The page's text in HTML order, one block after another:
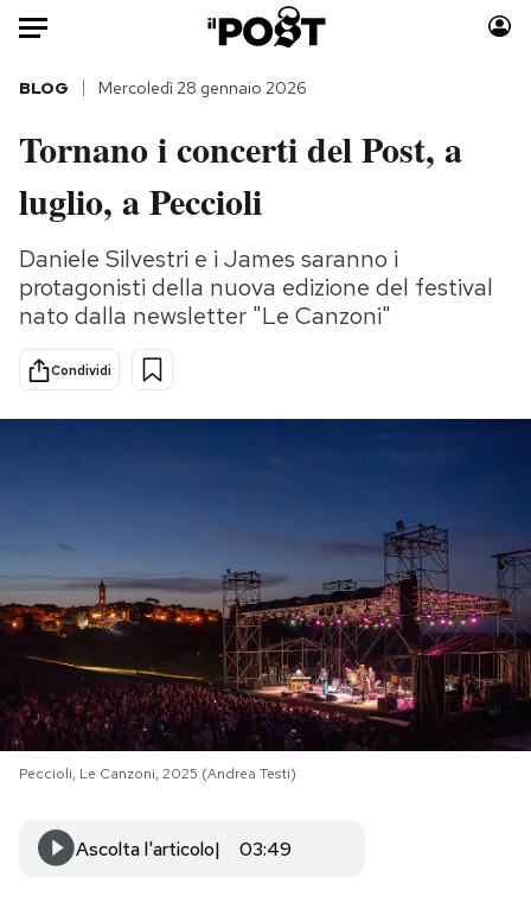
Auto
HOME
Italia
Politica
Tecnologia
Scienza
Consumismi
Storie/Idee
PODCAST
NEWSLETTER
I MIEI PREFERITI
BLOG Mercoledì 28 gennaio 2026
Tornano i concerti del Post, a
luglio, a Peccioli
Daniele Silvestri e i James saranno i
protagonisti della nuova edizione del festival
nato dalla newsletter "Le Canzoni"
Condividi
Peccioli, Le Canzoni, 2025 (Andrea Testi)
Ascolta l'articolo 03:49